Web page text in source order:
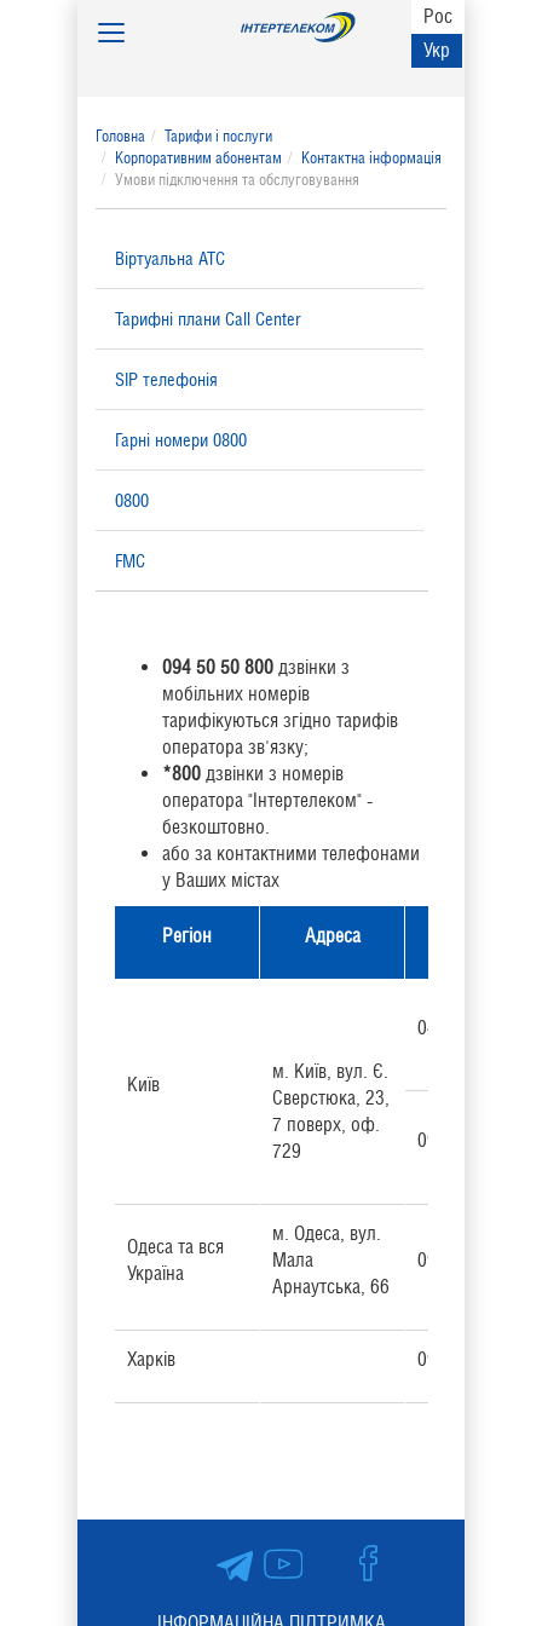
Рос
Укр
Toggle
Головна
Тарифи і послуги
Корпоративним абонентам
Контактна інформація
Умови підключення та обслуговування
Віртуальна АТС
Тарифні плани Call Center
SIP телефонія
Гарні номери 0800
0800
FMC
Дистанційне обслуговування
Як підключити
Контакти
Рахунок на оплату
Акції
094 50 50 800 дзвінки з
мобільних номерів
тарифікуються згідно тарифів
оператора зв'язку;
*800 дзвінки з номерів
оператора "Інтертелеком" -
безкоштовно.
або за контактними телефонами
у Ваших містах
Регіон Адреса
Київ
м. Київ, вул. Є.
Сверстюка, 23,
7 поверх, оф.
729
044 33 71 133
094 90 56 133
Одеса та вся
Україна
м. Одеса, вул.
Мала
Арнаутська, 66
094 66 99 139
Харків 094 66 77 897